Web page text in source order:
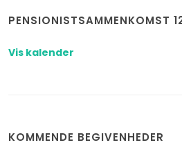
PENSIONISTSAMMENKOMST
Vis kalender
KOMMENDE BEGIVENHEDER